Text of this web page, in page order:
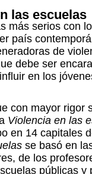
las escuelas
más serios con
país
de
debe ser
en los
con mayor rigor
Violencia en las
en 14 capitales
se basó en
de los
públicas y